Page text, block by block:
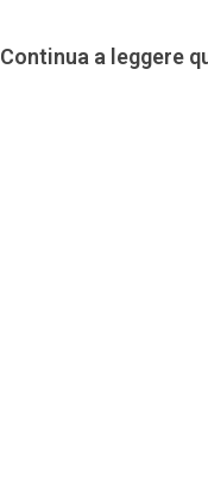
Continua a leggere